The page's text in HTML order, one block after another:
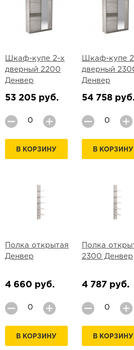
Шкаф-купе 2-х
дверный 2200
Денвер
53 205 руб.
В КОРЗИНУ
Шкаф-купе
дверный
Денвер
54 758 руб.
В КОРЗИНУ
Полка открытая
Денвер
4 660 руб.
В КОРЗИНУ
Полка
2300 Денвер
4 787 руб.
В КОРЗИНУ